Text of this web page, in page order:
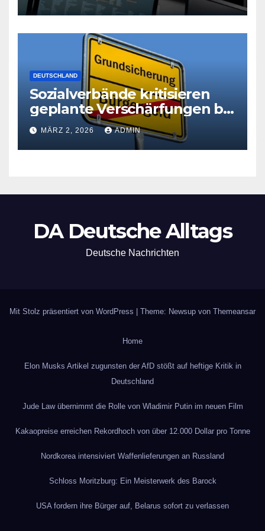
DEUTSCHLAND
Sozialverbände kritisieren
geplante Verschärfungen bei
der Grundsicherung
MÄRZ 2, 2026 ADMIN
DA Deutsche Alltags
Deutsche Nachrichten
Mit Stolz präsentiert von WordPress Theme: Newsup von Themeansar
Home
Elon Musks Artikel zugunsten der AfD stößt auf heftige Kritik in
Deutschland
Jude Law übernimmt die Rolle von Wladimir Putin im neuen Film
Kakaopreise erreichen Rekordhoch von über 12.000 Dollar pro Tonne
Nordkorea intensiviert Waffenlieferungen an Russland
Schloss Moritzburg: Ein Meisterwerk des Barock
USA fordern ihre Bürger auf, Belarus sofort zu verlassen